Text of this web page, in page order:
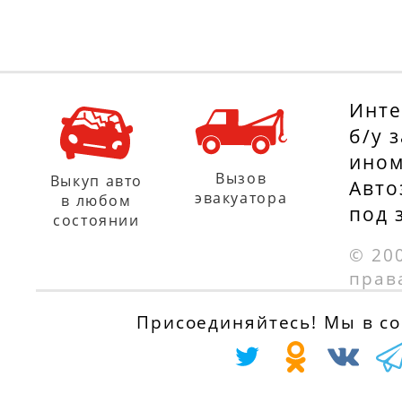
б/у
под
©
Выкуп авто
в любом
состоянии
Вызов
эвакуатора
Присоединяйтесь! Мы в